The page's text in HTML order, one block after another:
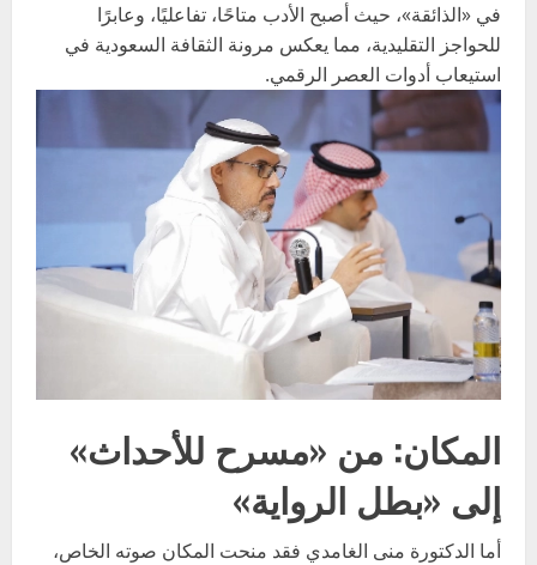
في «الذائقة»، حيث أصبح الأدب متاحًا، تفاعليًا، وعابرًا
للحواجز التقليدية، مما يعكس مرونة الثقافة السعودية في
استيعاب أدوات العصر الرقمي.
المكان: من «مسرح للأحداث»
إلى «بطل الرواية»
أما الدكتورة منى الغامدي فقد منحت المكان صوته الخاص،